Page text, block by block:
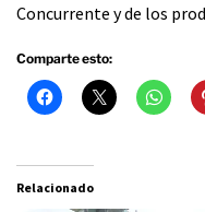
Concurrente y de los
Comparte esto:
Relacionado